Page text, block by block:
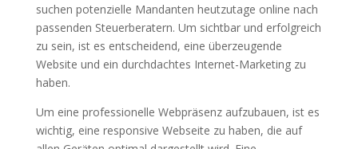
suchen potenzielle Mandanten heutzutage online nach
passenden Steuerberatern. Um sichtbar und erfolgreich
zu sein, ist es entscheidend, eine überzeugende
Website und ein durchdachtes Internet-Marketing zu
haben.
Um eine professionelle Webpräsenz aufzubauen, ist es
wichtig, eine responsive Webseite zu haben, die auf